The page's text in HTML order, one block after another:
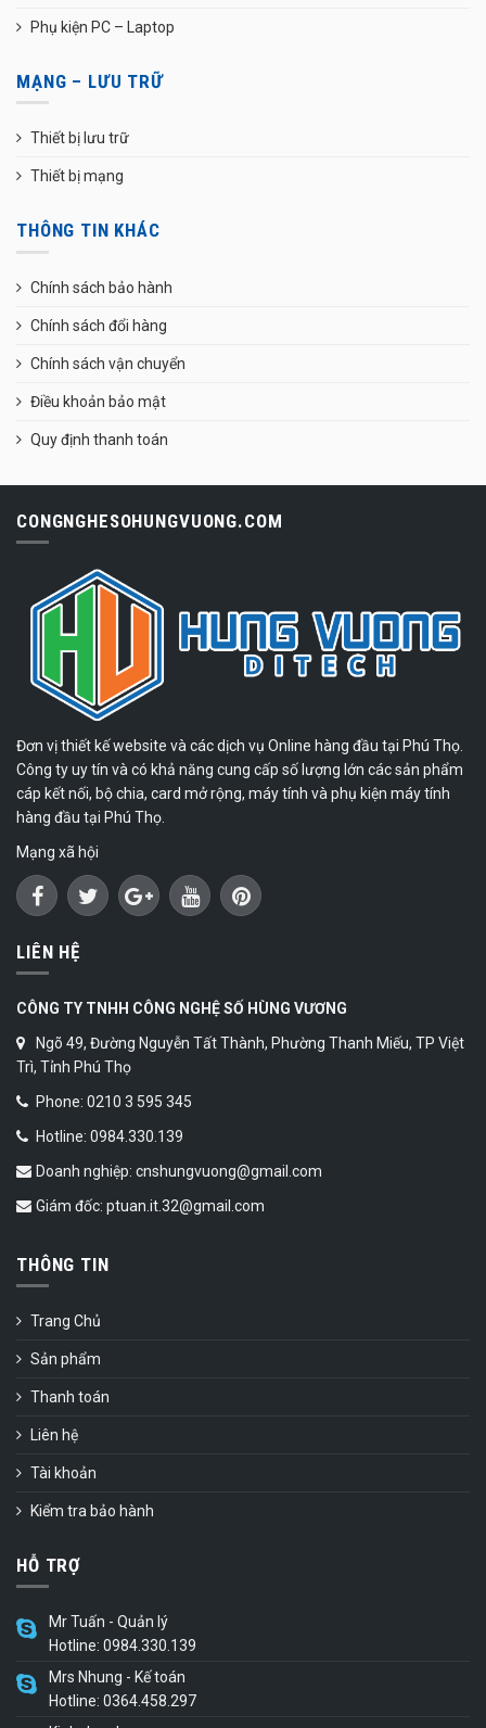
Phụ kiện PC – Laptop
MẠNG – LƯU TRỮ
Thiết bị lưu trữ
Thiết bị mạng
THÔNG TIN KHÁC
Chính sách bảo hành
Chính sách đổi hàng
Chính sách vận chuyển
Điều khoản bảo mật
Quy định thanh toán
CONGNGHESOHUNGVUONG.COM
Đơn vị thiết kế website và các dịch vụ Online hàng đầu tại Phú Thọ.
Công ty uy tín và có khả năng cung cấp số lượng lớn các sản phẩm
cáp kết nối, bộ chia, card mở rộng, máy tính và phụ kiện máy tính
hàng đầu tại Phú Thọ.
Mạng xã hội
LIÊN HỆ
CÔNG TY TNHH CÔNG NGHỆ SỐ HÙNG VƯƠNG
Ngõ 49, Đường Nguyễn Tất Thành, Phường Thanh Miếu, TP Việt
Trì, Tỉnh Phú Thọ
Phone: 0210 3 595 345
Hotline: 0984.330.139
Doanh nghiệp: cnshungvuong@gmail.com
Giám đốc: ptuan.it.32@gmail.com
THÔNG TIN
Trang Chủ
Sản phẩm
Thanh toán
Liên hệ
Tài khoản
Kiểm tra bảo hành
HỖ TRỢ
Mr Tuấn - Quản lý
Hotline: 0984.330.139
Mrs Nhung - Kế toán
Hotline: 0364.458.297